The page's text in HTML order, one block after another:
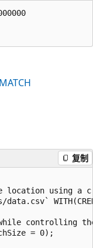
复制
location using a
data.csv`
controlling
= 0);